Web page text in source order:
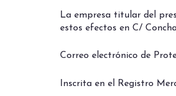
La empresa titular del
estos efectos en C/
Correo electrónico de
Inscrita en el Registro